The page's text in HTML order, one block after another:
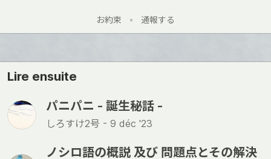
お約束
• 通報する
Lire ensuite
パニパニ - 誕生秘話 -
しろすけ2号 - 9 déc '23
ノシロ語の概説 及び 問題点とその解決